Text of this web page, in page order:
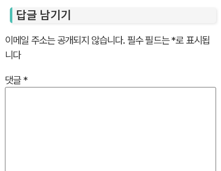
답글 남기기
이메일 주소는 공개되지 않습니다. 필수 필드는*로 표시됩
니다
댓글 *